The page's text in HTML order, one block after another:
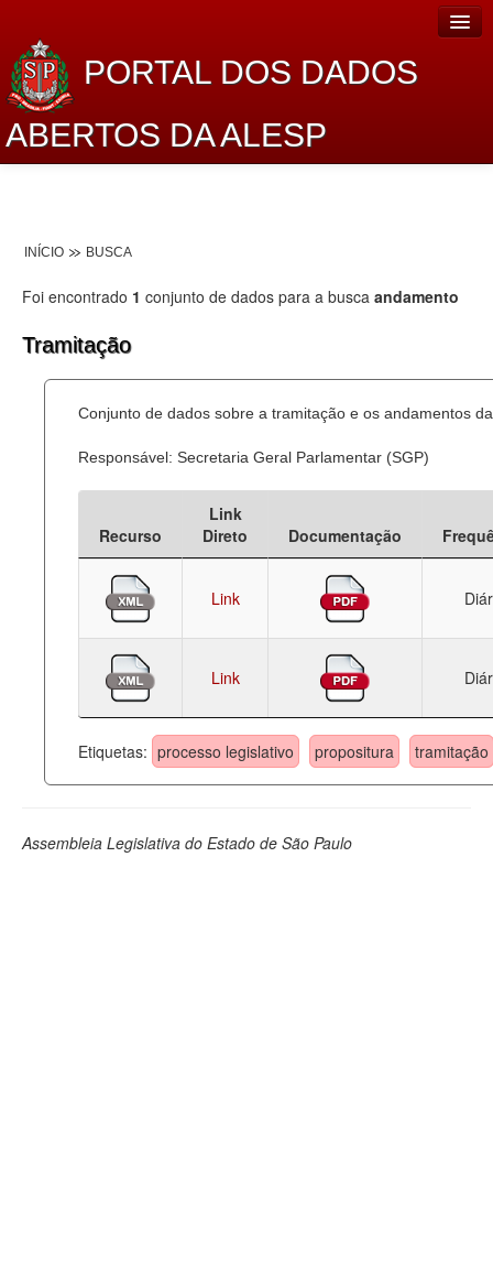
PORTAL DOS DADOS
ABERTOS DA ALESP
Lei de Acesso à Informação
Dados Governamentais Abertos
Processo Legislativo
Deputados Estaduais
Administração
Legislação
Perguntas frequentes
Contato
INÍCIO BUSCA
Foi encontrado 1 conjunto de dados para a busca andamento
Tramitação
Conjunto de dados sobre a tramitação e os andamentos
Responsável: Secretaria Geral Parlamentar (SGP)
Recurso
Link
Direto
Documentação
Link
Link
Etiquetas: processo legislativo propositura tramitação
Assembleia Legislativa do Estado de São Paulo